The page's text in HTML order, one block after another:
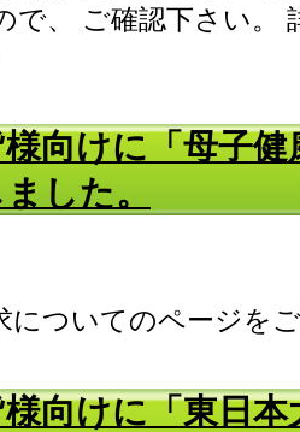
で、 ご確認下さい。
向けに「母子
した。
についてのページを
向けに「東日